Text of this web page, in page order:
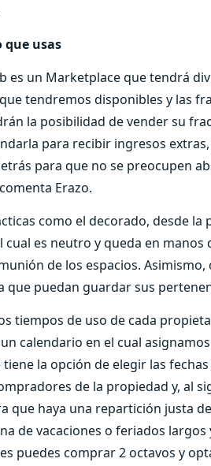
que usas
es un Marketplace que tendrá
tendremos disponibles y las
la posibilidad de vender su
para recibir ingresos
para que no se preocupen
Erazo.
como el decorado, desde
cual es neutro y queda en
de los espacios.
que puedan guardar sus
tiempos de uso de cada
calendario en el cual
la opción de elegir las
de la propiedad y, al
que haya una repartición justa
de vacaciones o feriados
puedes comprar 2 octavos y